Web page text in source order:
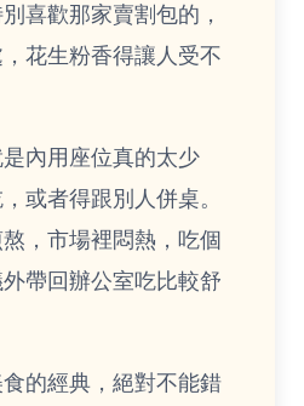
喜歡那家賣割包的，
花生粉香得讓人受不
內用座位真的太少
或者得跟別人併桌。
，市場裡悶熱，吃個
帶回辦公室吃比較舒
的經典，絕對不能錯